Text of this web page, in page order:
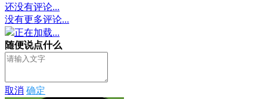
还没有评论...
没有更多评论...
正在加载...
随便说点什么
取消 确定